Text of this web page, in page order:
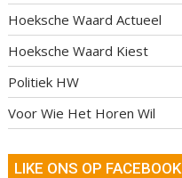
Hoeksche Waard Actueel
Hoeksche Waard Kiest
Politiek HW
Voor Wie Het Horen Wil
LIKE ONS OP FACEBOOK